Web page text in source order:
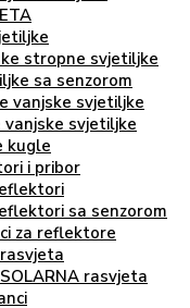
stropne svjetiljke
sa senzorom
vanjske svjetiljke
vanjske svjetiljke
kugle
i pribor
sa senzorom
za reflektore
rasvjeta